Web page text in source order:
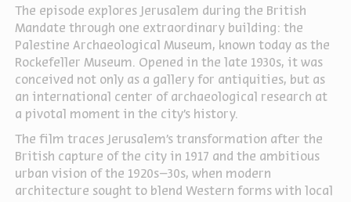
The episode explores Jerusalem during the British
Mandate through one extraordinary building: the
Palestine Archaeological Museum, known today as the
Rockefeller Museum. Opened in the late 1930s, it was
conceived not only as a gallery for antiquities, but as
an international center of archaeological research at
a pivotal moment in the city’s history.
The film traces Jerusalem’s transformation after the
British capture of the city in 1917 and the ambitious
urban vision of the 1920s–30s, when modern
architecture sought to blend Western forms with local